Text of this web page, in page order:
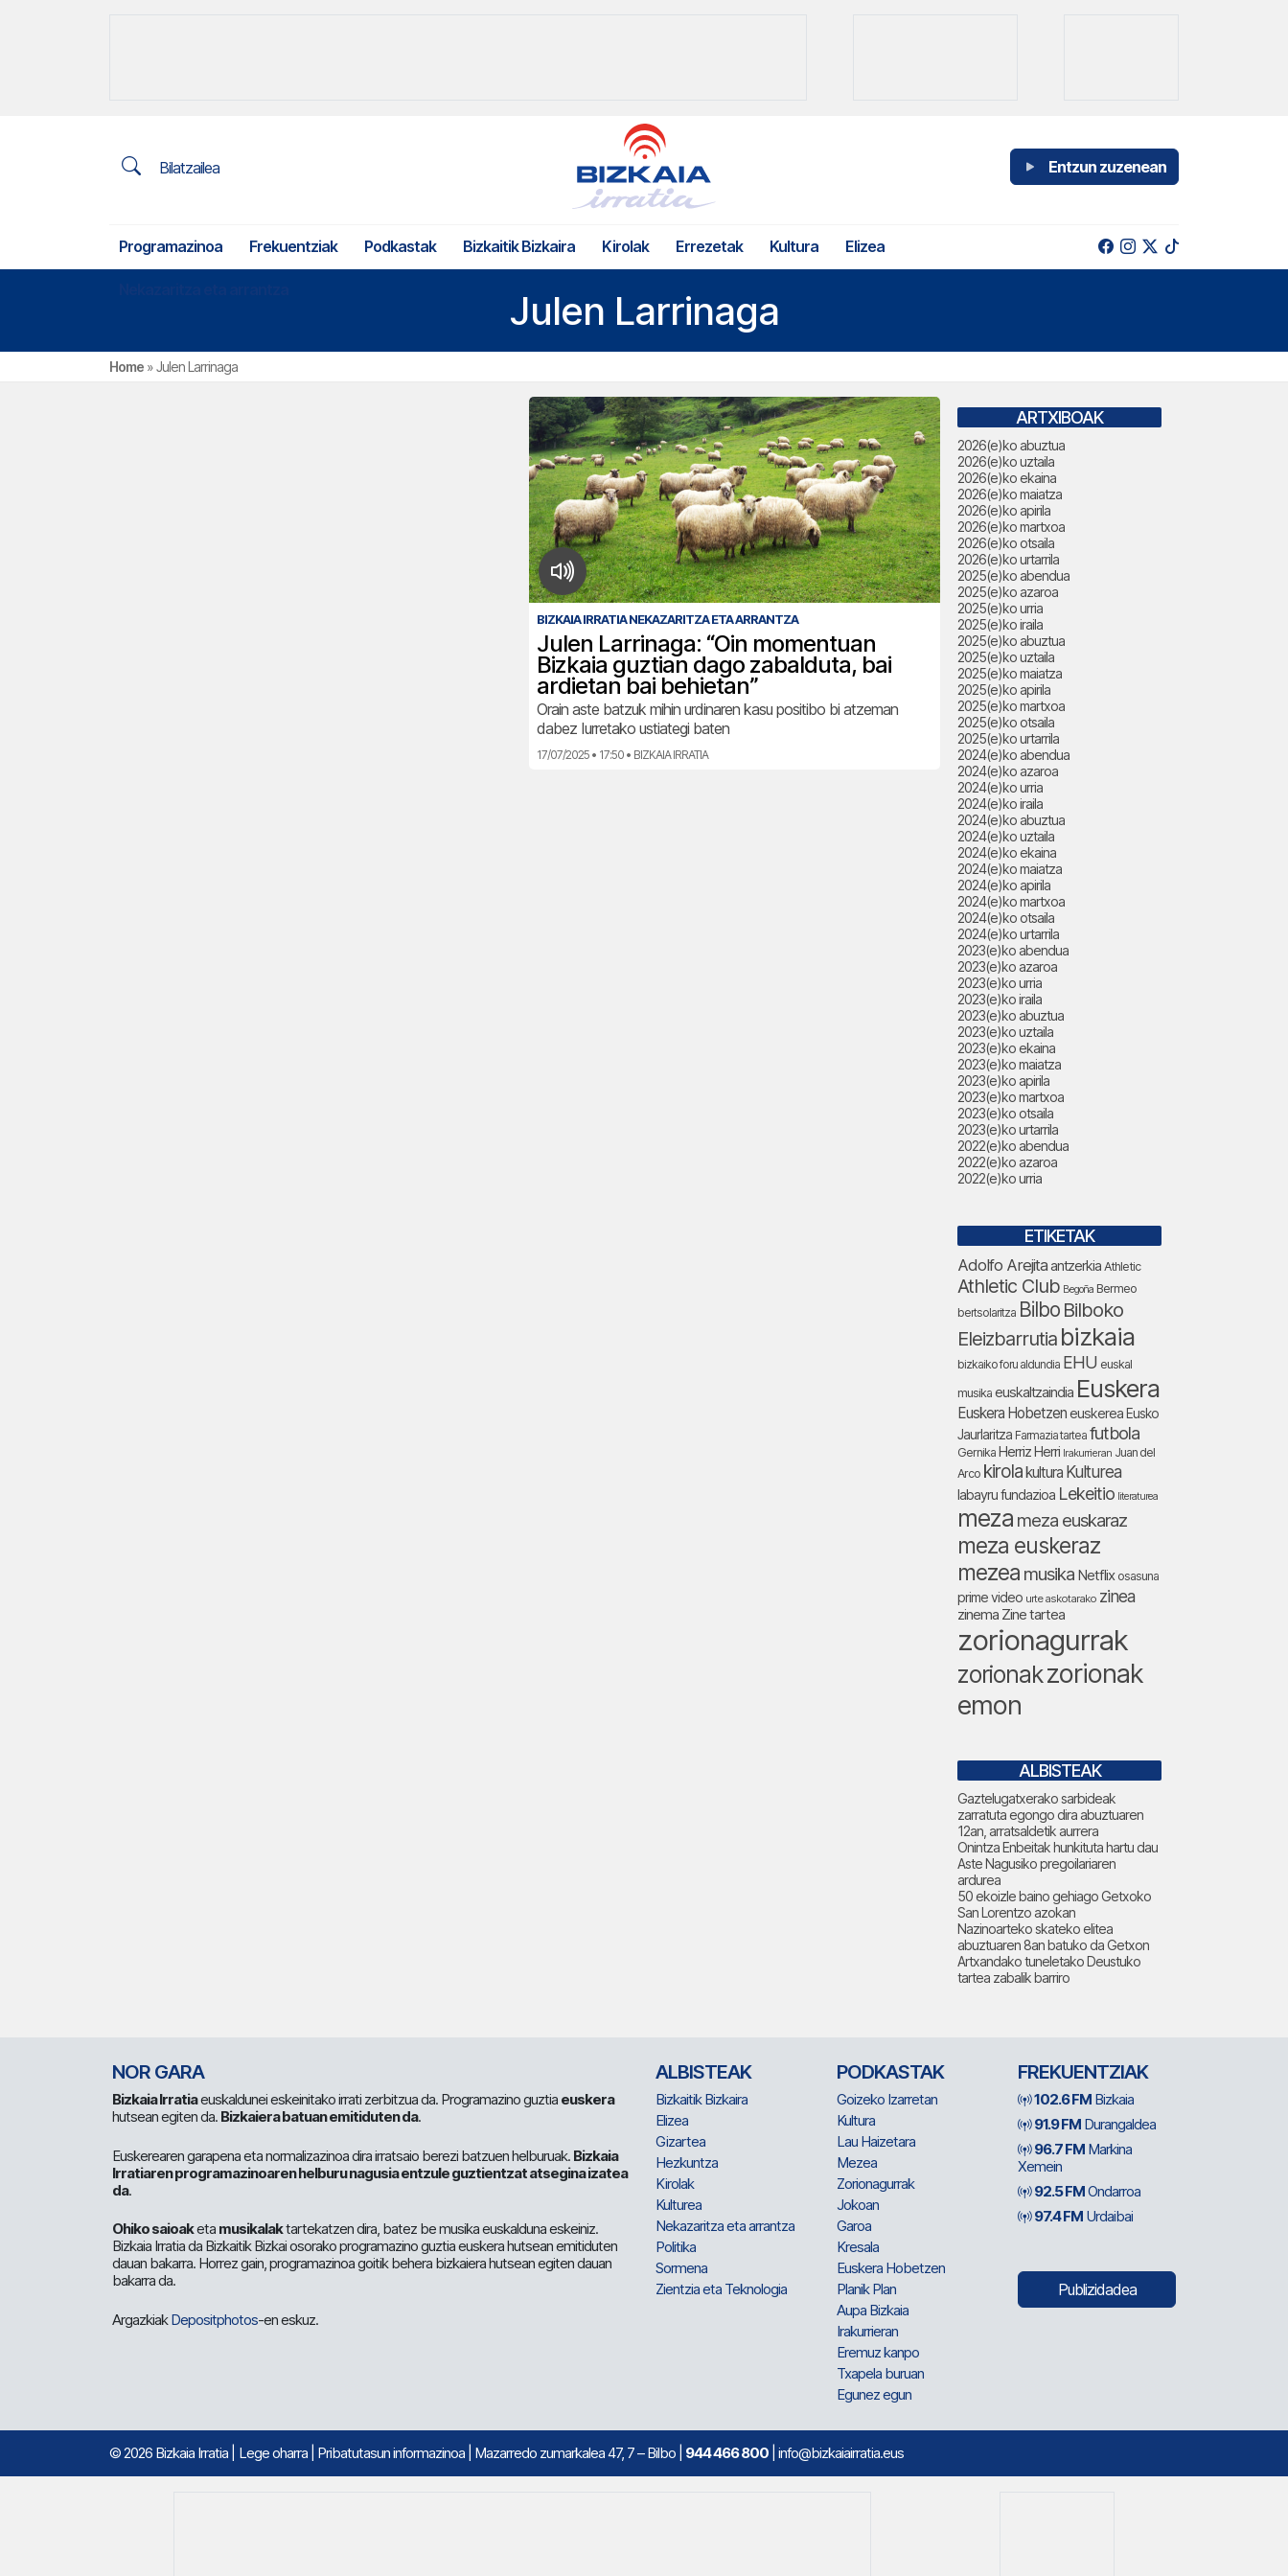
Bilatzailea Entzun zuzenean
Programazinoa Frekuentziak Podkastak Bizkaitik Bizkaira Kirolak Errezetak Kultura Elizea
Julen Larrinaga
Home »Julen Larrinaga
BIZKAIA IRRATIA NEKAZARITZA ETA ARRANTZA
Julen Larrinaga: “Oin momentuan
Bizkaia guztian dago zabalduta, bai
ardietan bai behietan”
Orain aste batzuk mihin urdinaren kasu positibo bi atzeman
dabez Iurretako ustiategi baten
17/07/2025 • 17:50 • BIZKAIA IRRATIA
ARTXIBOAK
2026(e)ko abuztua
2026(e)ko uztaila
2026(e)ko ekaina
2026(e)ko maiatza
2026(e)ko apirila
2026(e)ko martxoa
2026(e)ko otsaila
2026(e)ko urtarrila
2025(e)ko abendua
2025(e)ko azaroa
2025(e)ko urria
2025(e)ko iraila
2025(e)ko abuztua
2025(e)ko uztaila
2025(e)ko maiatza
2025(e)ko apirila
2025(e)ko martxoa
2025(e)ko otsaila
2025(e)ko urtarrila
2024(e)ko abendua
2024(e)ko azaroa
2024(e)ko urria
2024(e)ko iraila
2024(e)ko abuztua
2024(e)ko uztaila
2024(e)ko ekaina
2024(e)ko maiatza
2024(e)ko apirila
2024(e)ko martxoa
2024(e)ko otsaila
2024(e)ko urtarrila
2023(e)ko abendua
2023(e)ko azaroa
2023(e)ko urria
2023(e)ko iraila
2023(e)ko abuztua
2023(e)ko uztaila
2023(e)ko ekaina
2023(e)ko maiatza
2023(e)ko apirila
2023(e)ko martxoa
2023(e)ko otsaila
2023(e)ko urtarrila
2022(e)ko abendua
2022(e)ko azaroa
2022(e)ko urria
ETIKETAK
Adolfo Arejitaantzerkia Athletic
Athletic Club Begoña Bermeo
bertsolaritza Bilbo Bilboko
Eleizbarrutia bizkaia
bizkaiko foru aldundia EHU euskal
musika euskaltzaindia Euskera
Euskera Hobetzen euskerea Eusko
Jaurlaritza Farmazia tartea futbola
Gernika Herriz Herri Irakurrieran Juan del
Arco kirola kultura Kulturea
labayru fundazioa Lekeitio literaturea
meza meza euskaraz
meza euskeraz
mezea musika Netflix osasuna
prime video urte askotarako zinea
zinema Zine tartea
zorionagurrak
zorionakzorionak
emon
ALBISTEAK
Gaztelugatxerako sarbideak
zarratuta egongo dira abuztuaren
12an, arratsaldetik aurrera
Onintza Enbeitak hunkituta hartu dau
Aste Nagusiko pregoilariaren
ardurea
50 ekoizle baino gehiago Getxoko
San Lorentzo azokan
Nazinoarteko skateko elitea
abuztuaren 8an batuko da Getxon
Artxandako tuneletako Deustuko
tartea zabalik barriro
NOR GARA
Bizkaia Irratiaeuskaldunei eskeinitako irrati zerbitzua da. Programazino guztia euskera
hutsean egiten da. Bizkaiera batuan emitiduten da.
Euskerearen garapena eta normalizazinoa dira irratsaio berezi batzuen helburuak. Bizkaia
Irratiaren programazinoaren helburu nagusia entzule guztientzat atsegina izatea
da.
Ohiko saioaketa musikalaktartekatzen dira, batez be musika euskalduna eskeiniz.
Bizkaia Irratia da Bizkaitik Bizkai osorako programazino guztia euskera hutsean emitiduten
dauan bakarra. Horrez gain, programazinoa goitik behera bizkaiera hutsean egiten dauan
bakarra da.
ArgazkiakDepositphotos-en eskuz.
ALBISTEAK
Bizkaitik Bizkaira
Elizea
Gizartea
Hezkuntza
Kirolak
Kulturea
Nekazaritza eta arrantza
Politika
Sormena
Zientzia eta Teknologia
PODKASTAK
Goizeko Izarretan
Kultura
Lau Haizetara
Mezea
Zorionagurrak
Jokoan
Garoa
Kresala
Euskera Hobetzen
Planik Plan
Aupa Bizkaia
Irakurrieran
Eremuz kanpo
Txapela buruan
Egunez egun
FREKUENTZIAK
102.6 FM Bizkaia
91.9 FM Durangaldea
96.7 FM Markina
Xemein
92.5 FMOndarroa
97.4 FM Urdaibai
Publizidadea
© 2026 Bizkaia Irratia Lege oharra Pribatutasun informazinoa | Mazarredo zumarkalea 47, 7 – Bilbo | 944 466 800 | info@bizkaiairratia.eus